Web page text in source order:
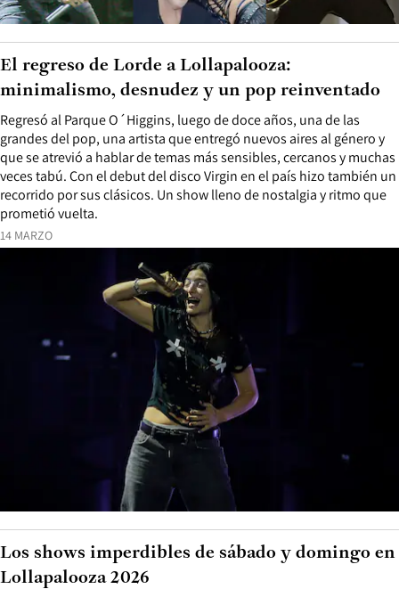
14 MARZO
Regresó al Parque O´Higgins, luego de doce años, una de las
grandes del pop, una artista que entregó nuevos aires al género y
que se atrevió a hablar de temas más sensibles, cercanos y muchas
veces tabú. Con el debut del disco Virgin en el país hizo también un
recorrido por sus clásicos. Un show lleno de nostalgia y ritmo que
prometió vuelta.
El regreso de Lorde a Lollapalooza:
minimalismo, desnudez y un pop reinventado
Los shows imperdibles de sábado y domingo en
Lollapalooza 2026